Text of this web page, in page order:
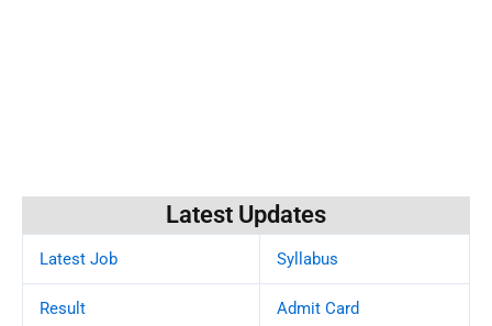
Latest Updates
Latest Job Syllabus
Result Admit Card